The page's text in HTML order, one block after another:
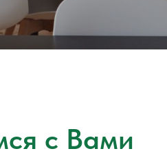
с Вами